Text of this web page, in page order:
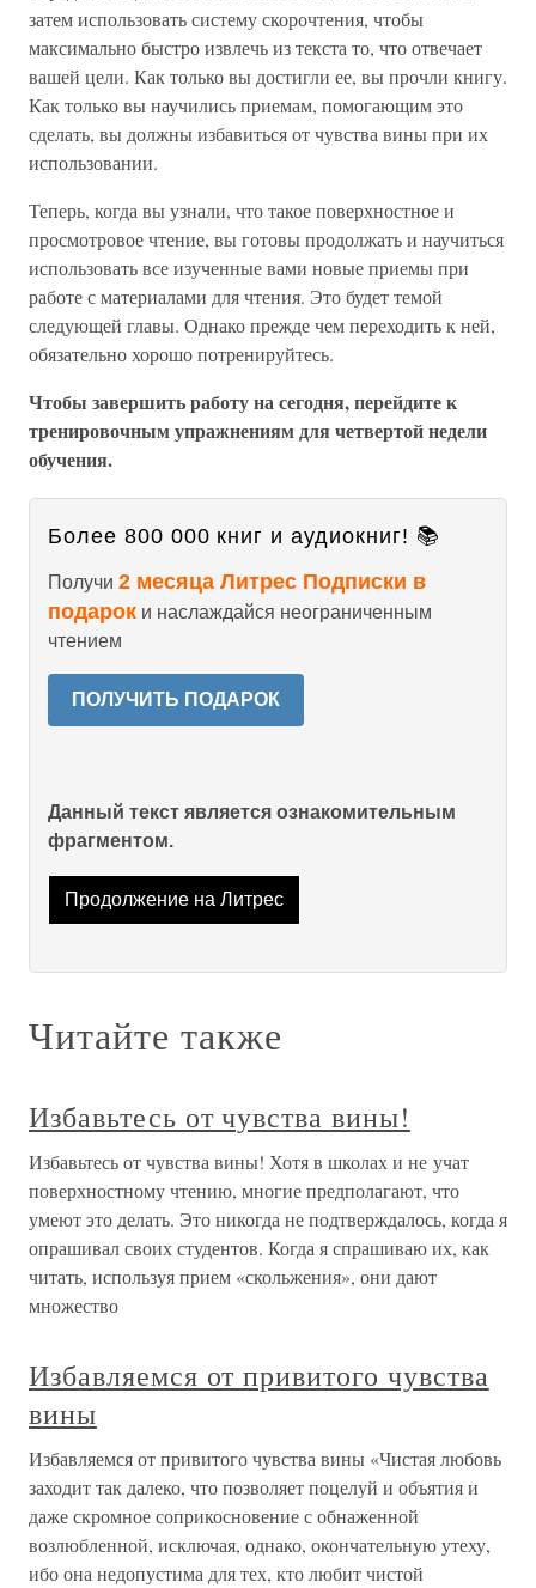
затем использовать систему скорочтения, чтобы
максимально быстро извлечь из текста то, что отвечает
вашей цели. Как только вы достигли ее, вы прочли книгу.
Как только вы научились приемам, помогающим это
сделать, вы должны избавиться от чувства вины при их
использовании.
Теперь, когда вы узнали, что такое поверхностное и
просмотровое чтение, вы готовы продолжать и научиться
использовать все изученные вами новые приемы при
работе с материалами для чтения. Это будет темой
следующей главы. Однако прежде чем переходить к ней,
обязательно хорошо потренируйтесь.
Чтобы завершить работу на сегодня, перейдите к
тренировочным упражнениям для четвертой недели
обучения.
Более 800 000 книг и аудиокниг! 📚
Получи 2 месяца Литрес Подписки в
подарок и наслаждайся неограниченным
чтением
ПОЛУЧИТЬ ПОДАРОК
Данный текст является ознакомительным
фрагментом.
Продолжение на Литрес
Читайте также
Избавьтесь от чувства вины!
Избавьтесь от чувства вины! Хотя в школах и не учат
поверхностному чтению, многие предполагают, что
умеют это делать. Это никогда не подтверждалось, когда я
опрашивал своих студентов. Когда я спрашиваю их, как
читать, используя прием «скольжения», они дают
множество
Избавляемся от привитого чувства
вины
Избавляемся от привитого чувства вины «Чистая любовь
заходит так далеко, что позволяет поцелуй и объятия и
даже скромное соприкосновение с обнаженной
возлюбленной, исключая, однако, окончательную утеху,
ибо она недопустима для тех, кто любит чистой